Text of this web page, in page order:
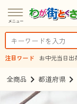
注目ワード お中元当日出
全商品 都道府県